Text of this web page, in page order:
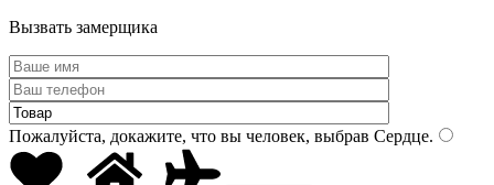
Вызвать замерщика
Пожалуйста, докажите, что вы человек, выбрав Сердце.